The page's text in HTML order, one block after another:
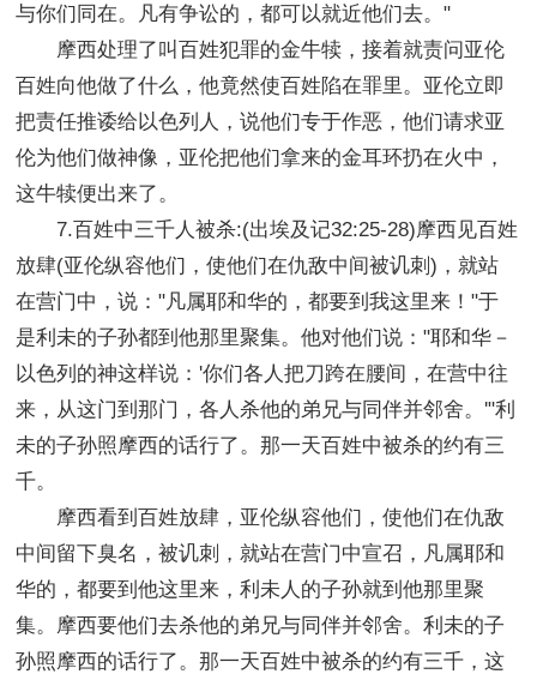
与你们同在。凡有争讼的，都可以就近他们去。"
摩西处理了叫百姓犯罪的金牛犊，接着就责问亚伦
百姓向他做了什么，他竟然使百姓陷在罪里。亚伦立即
把责任推诿给以色列人，说他们专于作恶，他们请求亚
伦为他们做神像，亚伦把他们拿来的金耳环扔在火中，
这牛犊便出来了。
7.百姓中三千人被杀:(出埃及记32:25-28)摩西见百姓
放肆(亚伦纵容他们，使他们在仇敌中间被讥刺)，就站
在营门中，说："凡属耶和华的，都要到我这里来！"于
是利未的子孙都到他那里聚集。他对他们说："耶和华－
以色列的神这样说：'你们各人把刀跨在腰间，在营中往
来，从这门到那门，各人杀他的弟兄与同伴并邻舍。'"利
未的子孙照摩西的话行了。那一天百姓中被杀的约有三
千。
摩西看到百姓放肆，亚伦纵容他们，使他们在仇敌
中间留下臭名，被讥刺，就站在营门中宣召，凡属耶和
华的，都要到他这里来，利未人的子孙就到他那里聚
集。摩西要他们去杀他的弟兄与同伴并邻舍。利未的子
孙照摩西的话行了。那一天百姓中被杀的约有三千，这